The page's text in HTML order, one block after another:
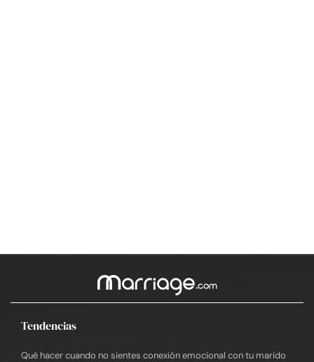
Tendencias
Qué hacer cuando no sientes conexión emocional con tu marido